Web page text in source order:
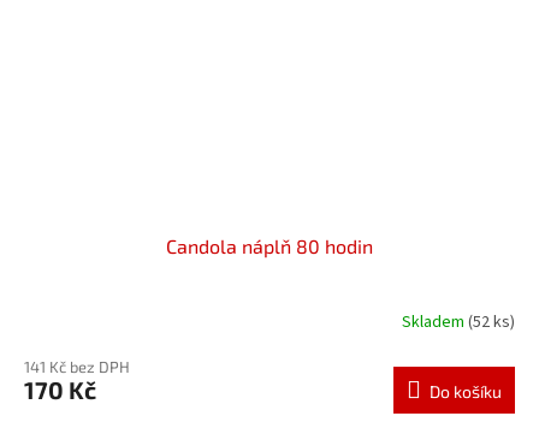
Candola náplň 80 hodin
Skladem (52 ks)
141 Kč bez DPH
170 Kč Do košíku